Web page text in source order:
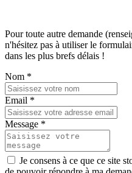
Pour toute autre demande
n'hésitez pas à utiliser le
dans les plus brefs délais !
Nom *
Email *
Message *
Je consens à ce que ce site